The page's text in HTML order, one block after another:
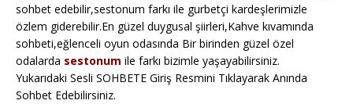
sohbet edebilir,sestonum farkı ile gurbetçi kardeşlerimizle
özlem giderebilir.En güzel duygusal şiirleri,Kahve kıvamında
sohbeti,eğlenceli oyun odasında Bir birinden güzel özel
odalarda sestonum ile farkı bizimle yaşayabilirsiniz.
Yukarıdaki Sesli SOHBETE Giriş Resmini Tıklayarak Anında
Sohbet Edebilirsiniz.